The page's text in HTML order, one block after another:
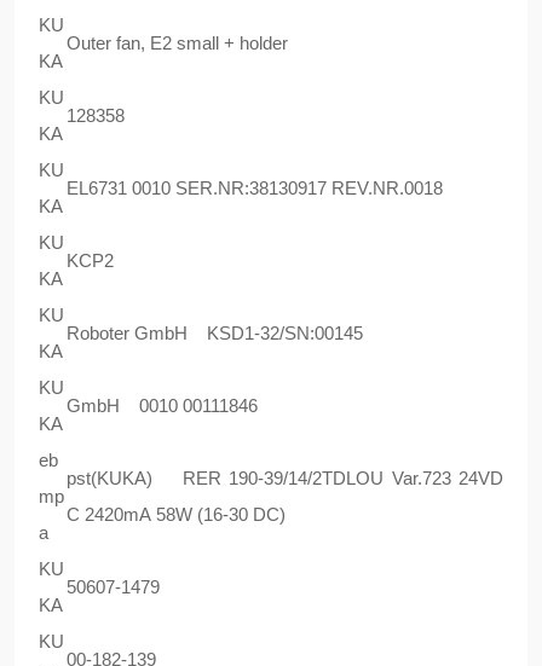
KU
KA
Outer fan, E2 small + holder
KU
KA
128358
KU
KA
EL6731 0010 SER.NR:38130917 REV.NR.0018
KU
KA
KCP2
KU
KA
Roboter GmbH KSD1-32/SN:00145
KU
KA
GmbH 0010 00111846
eb
mp
a
pst(KUKA) RER 190-39/14/2TDLOU Var.723 24VD
C 2420mA 58W (16-30 DC)
KU
KA
50607-1479
KU
00-182-139